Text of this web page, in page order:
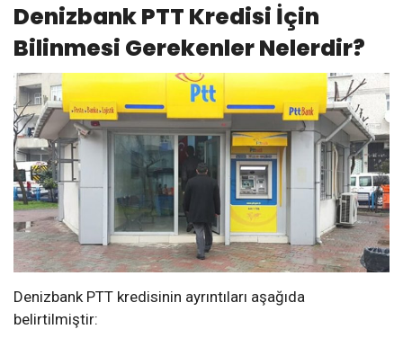
Denizbank PTT Kredisi İçin
Bilinmesi Gerekenler Nelerdir?
Denizbank PTT kredisinin ayrıntıları aşağıda
belirtilmiştir: